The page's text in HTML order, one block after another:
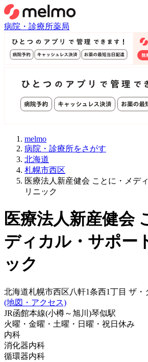
病院・診療所薬局
melmo
病院・診療所をさがす
北海道
札幌市西区
医療法人新産健会 ことに・メデ
リニック
医療法人新産健会
ディカル・サポー
ック
北海道札幌市西区八軒1条西1丁目 ザ・
(地図・アクセス)
JR函館本線(小樽～旭川)琴似駅
火曜・金曜・土曜・日曜・祝日 休み
内科
消化器内科
循環器内科